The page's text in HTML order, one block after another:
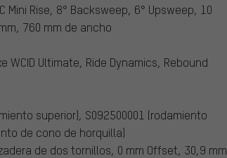
Mini Rise, 8° Backsweep, 6° Upsweep, 10
760 mm de ancho
WCID Ultimate, Ride Dynamics, Rebound
superior), S092500001 (rodamiento
de cono de horquilla)
de dos tornillos, 0 mm Offset, 30,9 mm